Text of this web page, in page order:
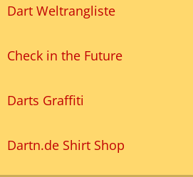
Dart Weltrangliste
Check in the Future
Darts Graffiti
Dartn.de Shirt Shop